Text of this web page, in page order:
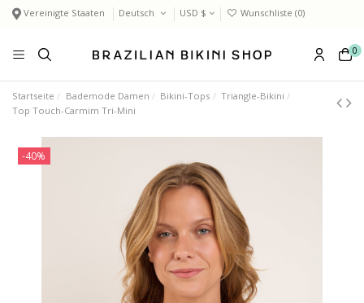
Vereinigte Staaten Deutsch USD $ Wunschliste (0)
0
Startseite Bademode Damen Bikini-Tops
Triangle-Bikini
Top Touch-Carmim Tri-Mini
-40%